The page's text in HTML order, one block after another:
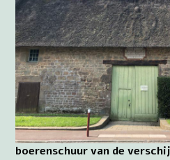
boerenschuur van de